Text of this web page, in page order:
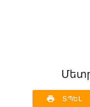
print ՏՊԵԼ